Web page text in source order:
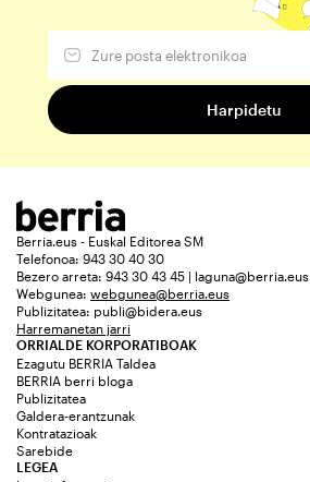
Berria.eus - Euskal Editorea SM
Telefonoa: 943 30 40 30
Bezero arreta: 943 30 43 45 | laguna@berria.eus
Webgunea: webgunea@berria.eus
Publizitatea: publi@bidera.eus
Harremanetan jarri
ORRIALDE KORPORATIBOAK
Ezagutu BERRIA Taldea
BERRIA berri bloga
Publizitatea
Galdera-erantzunak
Kontratazioak
Sarebide
LEGEA